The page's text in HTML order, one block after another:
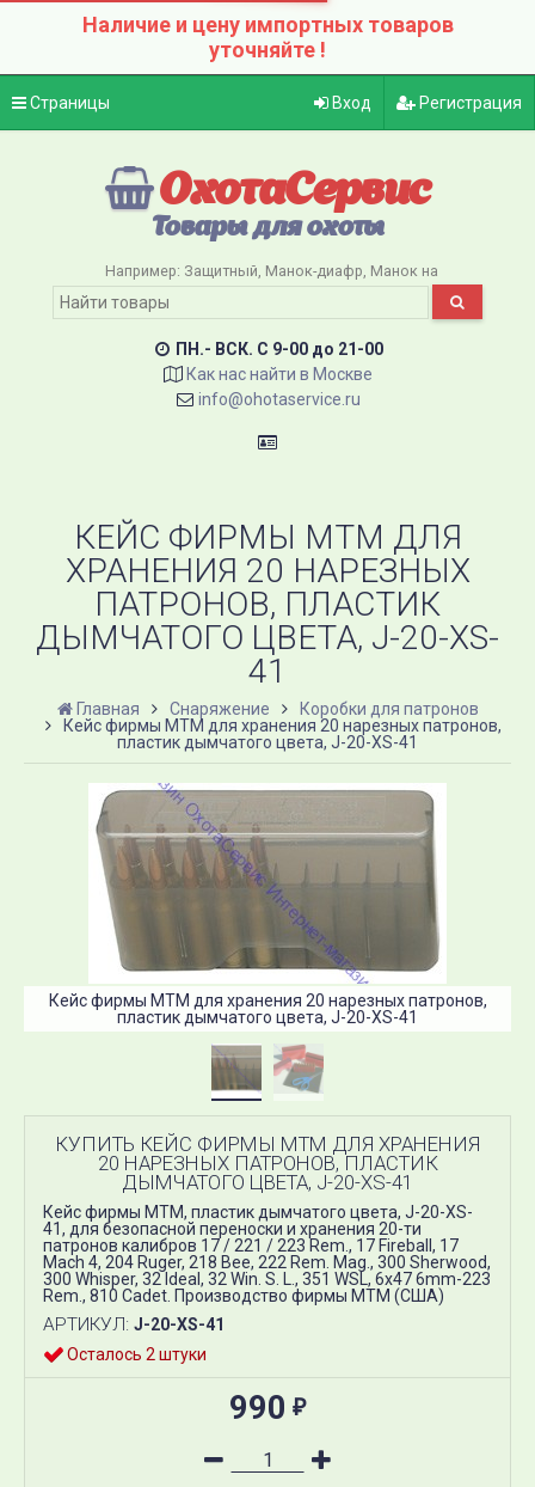
Наличие и цену импортных товаров
уточняйте !
Страницы Вход Регистрация
ОхотаСервис
Товары для охоты
Например: Защитный Манок-диафр Манок на
ПН.- ВСК. C 9-00 до 21-00
Как нас найти в Москве
info@ohotaservice.ru
КЕЙС ФИРМЫ MTM ДЛЯ
ХРАНЕНИЯ 20 НАРЕЗНЫХ
ПАТРОНОВ, ПЛАСТИК
ДЫМЧАТОГО ЦВЕТА, J-20-XS-
41
Главная Снаряжение
Коробки для патронов
Кейс фирмы MTM для хранения 20 нарезных патронов,
пластик дымчатого цвета, J-20-XS-41
Кейс фирмы MTM для хранения 20 нарезных патронов,
пластик дымчатого цвета, J-20-XS-41
КУПИТЬ КЕЙС ФИРМЫ MTM ДЛЯ ХРАНЕНИЯ
20 НАРЕЗНЫХ ПАТРОНОВ, ПЛАСТИК
ДЫМЧАТОГО ЦВЕТА, J-20-XS-41
Кейс фирмы MTM, пластик дымчатого цвета, J-20-XS-
41, для безопасной переноски и хранения 20-ти
патронов калибров 17 / 221 / 223 Rem., 17 Fireball, 17
Mach 4, 204 Ruger, 218 Bee, 222 Rem. Mag., 300 Sherwood,
300 Whisper, 32 Ideal, 32 Win. S. L., 351 WSL, 6x47 6mm-223
Rem., 810 Cadet. Производство фирмы МТМ (США)
АРТИКУЛ: J-20-XS-41
Осталось 2 штуки
990 ₽